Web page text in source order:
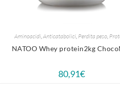
Aminoacidi, Anticatabolici, Perdita peso,
NATOO Whey protein2kg
80,91€